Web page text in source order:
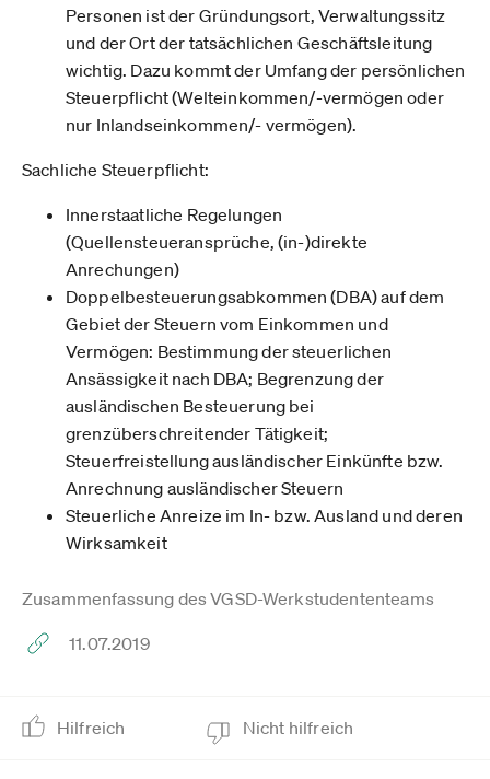
Personen ist der Gründungsort, Verwaltungssitz
und der Ort der tatsächlichen Geschäftsleitung
wichtig. Dazu kommt der Umfang der persönlichen
Steuerpflicht (Welteinkommen/-vermögen oder
nur Inlandseinkommen/- vermögen).
Sachliche Steuerpflicht:
Innerstaatliche Regelungen
(Quellensteueransprüche, (in-)direkte
Anrechungen)
Doppelbesteuerungsabkommen (DBA) auf dem
Gebiet der Steuern vom Einkommen und
Vermögen: Bestimmung der steuerlichen
Ansässigkeit nach DBA; Begrenzung der
ausländischen Besteuerung bei
grenzüberschreitender Tätigkeit;
Steuerfreistellung ausländischer Einkünfte bzw.
Anrechnung ausländischer Steuern
Steuerliche Anreize im In- bzw. Ausland und deren
Wirksamkeit
Zusammenfassung des VGSD-Werkstudententeams
11.07.2019
Hilfreich Nicht hilfreich